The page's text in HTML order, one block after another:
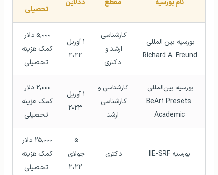
نام بورسیه مقطع ددلاین
تحصیلی
Richard A. Freund
دکتری
۲۰۲۲
تحصیلی
BeArt Presets
Academic
ارشد
۲۰۲۳
تحصیلی
بورسیه IIE-SRF دکتری
۲۰۲۲
تحصیلی